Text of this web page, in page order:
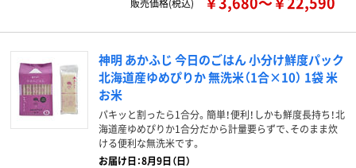
販売価格(税込)
神明 あかふじ 今日のごはん 小分け鮮度パック
北海道産ゆめぴりか 無洗米（1合×10） 1袋 米
お米
パキッと割ったら1合分。簡単！便利！しかも鮮度長持ち！北
海道産ゆめぴりか1合分だから計量要らずで、そのまま炊
ける便利な無洗米です。
お届け日：8月9日（日）